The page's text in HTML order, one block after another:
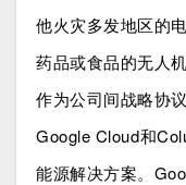
他火灾多发地区的
药品或食品的无人机
作为公司间战略协
Google Cloud和
能源解决方案。